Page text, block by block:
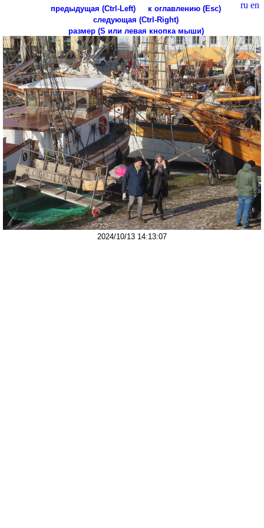
ru en
предыдущая (Ctrl-Left)
к оглавлению (Esc)
следующая (Ctrl-Right)
размер (S или левая кнопка мыши)
2024/10/13 14:13:07